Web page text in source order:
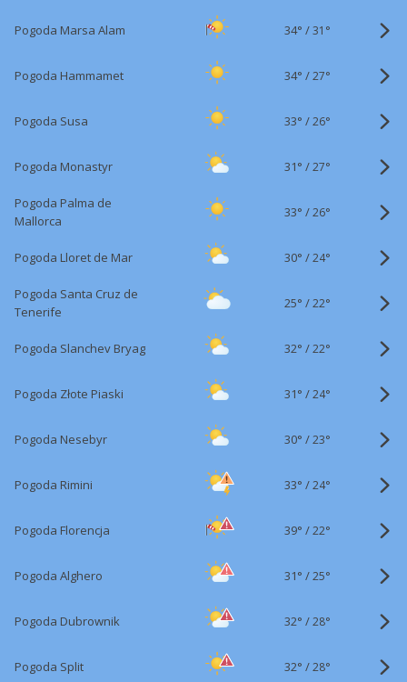
Pogoda Marsa Alam 34° /31°
Pogoda Hammamet 34° /27°
Pogoda Susa 33° /26°
Pogoda Monastyr 31° /27°
Pogoda Palma de
Mallorca
33° /26°
Pogoda Lloret de Mar 30° /24°
Pogoda Santa Cruz de
Tenerife
25° /22°
Pogoda Slanchev Bryag 32° /22°
Pogoda Złote Piaski 31° /24°
Pogoda Nesebyr 30° /23°
Pogoda Rimini 33° /24°
Pogoda Florencja 39° /22°
Pogoda Alghero 31° /25°
Pogoda Dubrownik 32° /28°
Pogoda Split 32° /28°